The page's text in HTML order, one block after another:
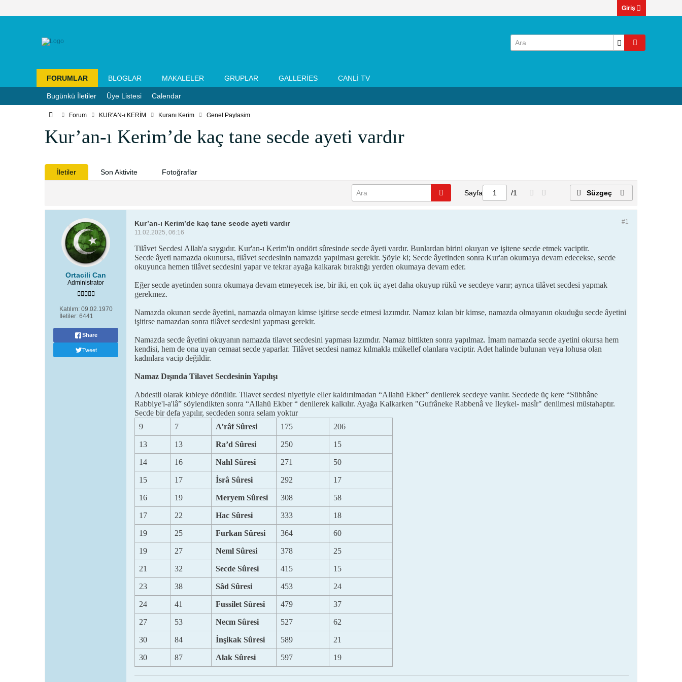
Giriş
FORUMLAR BLOGLAR MAKALELER GRUPLAR GALLERIES CANLI TV
Bugünkü İletiler Üye Listesi Calendar
Forum KUR'AN-ı KERİM Kuranı Kerim Genel Paylasim
Kur’an-ı Kerim’de kaç tane secde ayeti vardır
İletiler Son Aktivite Fotoğraflar
Sayfa /1 Süzgeç
Ortacili Can
Administrator
Katılım: 09.02.1970
İletiler: 6441
Share
Tweet
#1
Kur’an-ı Kerim’de kaç tane secde ayeti vardır
11.02.2025, 06:16
Tilâvet Secdesi Allah'a saygıdır. Kur'an-ı Kerim'in ondört sûresinde secde âyeti vardır. Bunlardan birini okuyan ve işitene secde etmek vaciptir.
Secde âyeti namazda okunursa, tilâvet secdesinin namazda yapılması gerekir. Şöyle ki; Secde âyetinden sonra Kur'an okumaya devam edecekse, secde
okuyunca hemen tilâvet secdesini yapar ve tekrar ayağa kalkarak bıraktığı yerden okumaya devam eder.
Eğer secde ayetinden sonra okumaya devam etmeyecek ise, bir iki, en çok üç ayet daha okuyup rükû ve secdeye varır; ayrıca tilâvet secdesi yapmak
gerekmez.
Namazda okunan secde âyetini, namazda olmayan kimse işitirse secde etmesi lazımdır. Namaz kılan bir kimse, namazda olmayanın okuduğu secde âyetini
işitirse namazdan sonra tilâvet secdesini yapması gerekir.
Namazda secde âyetini okuyanın namazda tilavet secdesini yapması lazımdır. Namaz bittikten sonra yapılmaz. İmam namazda secde ayetini okursa hem
kendisi, hem de ona uyan cemaat secde yaparlar. Tilâvet secdesi namaz kılmakla mükellef olanlara vaciptir. Adet halinde bulunan veya lohusa olan
kadınlara vacip değildir.
Namaz Dışında Tilavet Secdesinin Yapılışı
Abdestli olarak kıbleye dönülür. Tilavet secdesi niyetiyle eller kaldırılmadan “Allahü Ekber” denilerek secdeye varılır. Secdede üç kere “Sübhâne
Rabbiye'l-a'lâ” söylendikten sonra “Allahü Ekber “ denilerek kalkılır. Ayağa Kalkarken "Gufrâneke Rabbenâ ve İleykel- masîr" denilmesi müstahaptır.
Secde bir defa yapılır, secdeden sonra selam yoktur
9
7 A’râf Sûresi 175 206
13 13 Ra’d Sûresi 250 15
14 16 Nahl Sûresi 271 50
15 17 İsrâ Sûresi 292 17
16 19 Meryem Sûresi 308 58
17 22 Hac Sûresi 333 18
19 25 Furkan Sûresi 364 60
19 27 Neml Sûresi 378 25
21 32 Secde Sûresi 415 15
23 38 Sâd Sûresi 453 24
24 41 Fussilet Sûresi 479 37
27 53 Necm Sûresi 527 62
30 84 İnşikak Sûresi 589 21
30 87 Alak Sûresi 597 19